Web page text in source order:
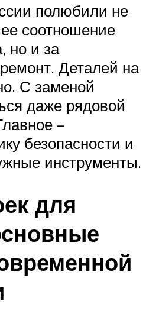
полюбили не
соотношение
но и за
Деталей на
С заменой
даже рядовой
–
безопасности и
инструменты.
для